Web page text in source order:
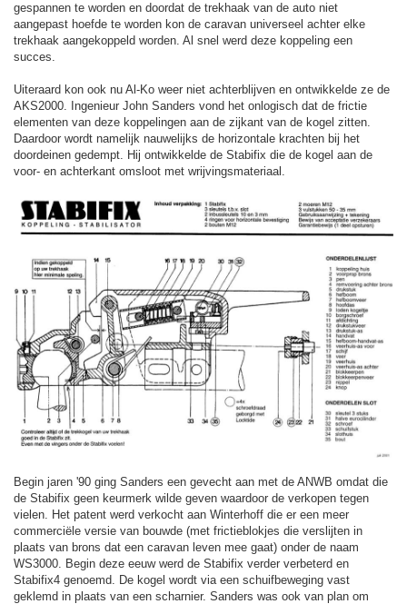
gespannen te worden en doordat de trekhaak van de auto niet
aangepast hoefde te worden kon de caravan universeel achter elke
trekhaak aangekoppeld worden. Al snel werd deze koppeling een
succes.
Uiteraard kon ook nu Al-Ko weer niet achterblijven en ontwikkelde ze de
AKS2000. Ingenieur John Sanders vond het onlogisch dat de frictie
elementen van deze koppelingen aan de zijkant van de kogel zitten.
Daardoor wordt namelijk nauwelijks de horizontale krachten bij het
doordeinen gedempt. Hij ontwikkelde de Stabifix die de kogel aan de
voor- en achterkant omsloot met wrijvingsmateriaal.
Begin jaren '90 ging Sanders een gevecht aan met de ANWB omdat die
de Stabifix geen keurmerk wilde geven waardoor de verkopen tegen
vielen. Het patent werd verkocht aan Winterhoff die er een meer
commerciële versie van bouwde (met frictieblokjes die verslijten in
plaats van brons dat een caravan leven mee gaat) onder de naam
WS3000. Begin deze eeuw werd de Stabifix verder verbeterd en
Stabifix4 genoemd. De kogel wordt via een schuifbeweging vast
geklemd in plaats van een scharnier. Sanders was ook van plan om